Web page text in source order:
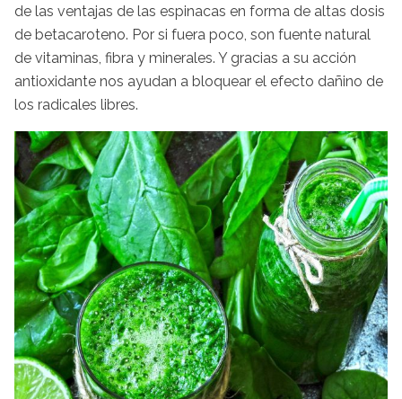
de las ventajas de las espinacas en forma de altas dosis
de betacaroteno. Por si fuera poco, son fuente natural
de vitaminas, fibra y minerales. Y gracias a su acción
antioxidante nos ayudan a bloquear el efecto dañino de
los radicales libres.